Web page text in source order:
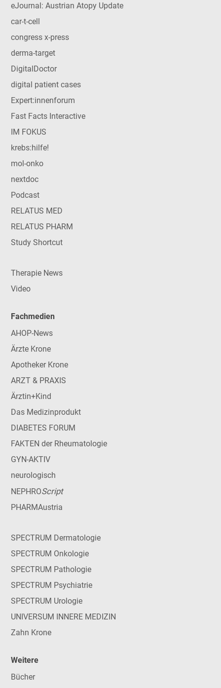
eJournal: Austrian Atopy Update
car-t-cell
congress x-press
derma-target
DigitalDoctor
digital patient cases
Expert:innenforum
Fast Facts Interactive
IM FOKUS
krebs:hilfe!
mol-onko
nextdoc
Podcast
RELATUS MED
RELATUS PHARM
Study Shortcut
Therapie News
Video
Fachmedien
AHOP-News
Ärzte Krone
Apotheker Krone
ARZT & PRAXIS
Ärztin+Kind
Das Medizinprodukt
DIABETES FORUM
FAKTEN der Rheumatologie
GYN-AKTIV
neurologisch
NEPHROScript
PHARMAustria
SPECTRUM Dermatologie
SPECTRUM Onkologie
SPECTRUM Pathologie
SPECTRUM Psychiatrie
SPECTRUM Urologie
UNIVERSUM INNERE MEDIZIN
Zahn Krone
Weitere
Bücher